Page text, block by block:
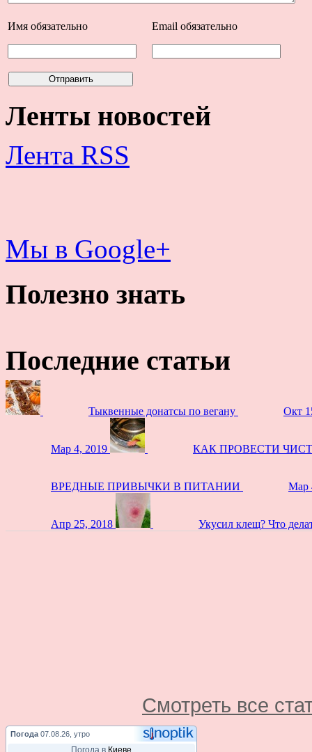
Имя обязательно Email обязательно
Ленты новостей
Лента RSS
Мы в Google+
Полезно знать
Последние статьи
Тыквенные донатсы по вегану Окт
Мар 4, 2019 КАК ПРОВЕСТИ
ВРЕДНЫЕ ПРИВЫЧКИ В ПИТАНИИ Мар
Апр 25, 2018 Укусил клещ? Что
Смотреть все
Погода 07.08.26, утро